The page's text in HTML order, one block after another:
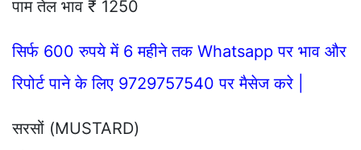
पाम तेल भाव ₹ 1250
सिर्फ 600 रुपये में 6 महीने तक Whatsapp पर भाव और
रिपोर्ट पाने के लिए 9729757540 पर मैसेज करे |
सरसों (MUSTARD)